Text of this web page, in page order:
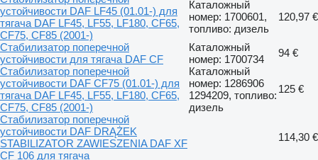
устойчивости DAF LF45 (01.01-) для
тягача DAF LF45, LF55, LF180, CF65,
CF75, CF85 (2001-)
Каталожный
номер: 1700601,
топливо: дизель
120,97 €
Стабилизатор поперечной
устойчивости для тягача DAF CF
Каталожный
номер: 1700734
94 €
Стабилизатор поперечной
устойчивости DAF CF75 (01.01-) для
тягача DAF LF45, LF55, LF180, CF65,
CF75, CF85 (2001-)
Каталожный
номер: 1286906
1294209, топливо:
дизель
125 €
Стабилизатор поперечной
устойчивости DAF DRĄŻEK
STABILIZATOR ZAWIESZENIA DAF XF
CF 106 для тягача
114,30 €